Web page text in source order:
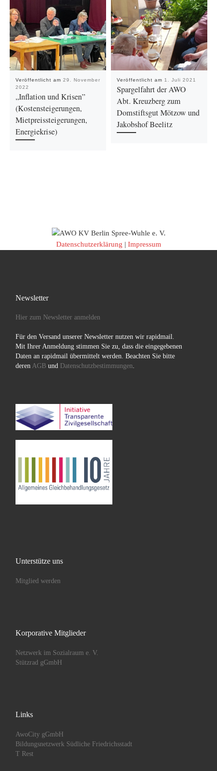
Veröffentlicht am 29. November
2022
„Inflation und Krisen”
(Kostensteigerungen,
Mietpreissteigerungen,
Energiekrise)
Veröffentlicht am 1. Juli 2021
Spargelfahrt der AWO
Abt. Kreuzberg zum
Domstiftsgut Mötzow und
Jakobshof Beelitz
Datenschutzerklärung | Impressum
Newsletter
Hier zum Newsletter anmelden
Für den Versand unserer Newsletter nutzen wir rapidmail.
Mit Ihrer Anmeldung stimmen Sie zu, dass die eingegebenen
Daten an rapidmail übermittelt werden. Beachten Sie bitte
deren AGBund Datenschutzbestimmungen.
Unterstütze uns
Mitglied werden
Korporative Mitglieder
Netzwerk im Sozialraum e. V.
Stützrad gGmbH
Links
AwoCity gGmbH
Bildungsnetzwerk Südliche Friedrichsstadt
T Rest